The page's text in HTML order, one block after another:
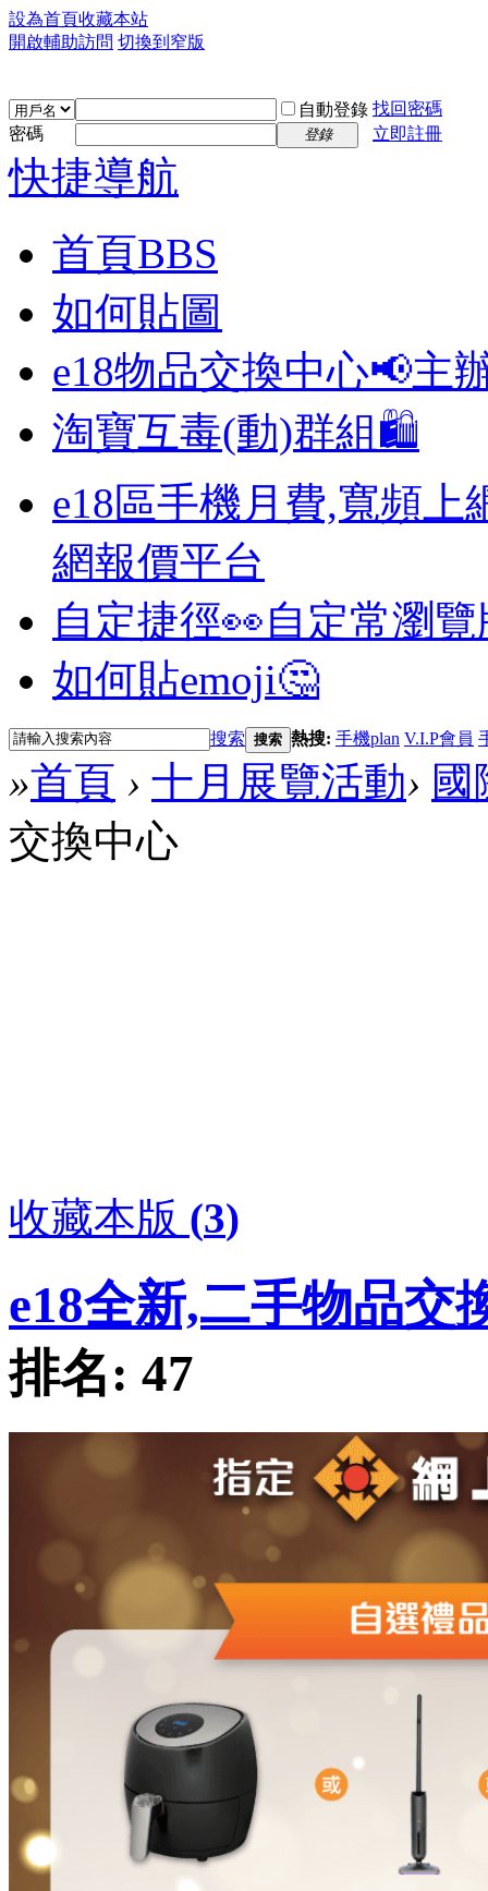
設為首頁收藏本站
開啟輔助訪問 切換到窄版
自動登錄 找回密碼
密碼
登錄 立即註冊
快捷導航
首頁BBS
如何貼圖
e18物品交換中心📢主
淘寶互毒(動)群組🛍️
e18區手機月費,寬頻上
網報價平台
自定捷徑👀自定常瀏
如何貼emoji🤔
搜索 搜索 熱搜: 手機plan V.I.P會員
»首頁 › 十月展覽活動› 國
交換中心
收藏本版 (3)
e18全新,二手物品交
排名: 47